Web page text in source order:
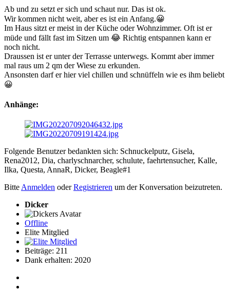
Ab und zu setzt er sich und schaut nur. Das ist ok.
Wir kommen nicht weit, aber es ist ein Anfang.😀
Im Haus sitzt er meist in der Küche oder Wohnzimmer. Oft ist er
müde und fällt fast im Sitzen um 😂 Richtig entspannen kann er
noch nicht.
Draussen ist er unter der Terrasse unterwegs. Kommt aber immer
mal raus um 2 qm der Wiese zu erkunden.
Ansonsten darf er hier viel chillen und schnüffeln wie es ihm beliebt
😀
Anhänge:
Folgende Benutzer bedankten sich: Schnuckelputz, Gisela,
Rena2012, Dia, charlyschnarcher, schulute, faehrtensucher, Kalle,
Ilka, Questa, AnnaR, Dicker, Beagle#1
Bitte Anmelden oderRegistrieren um der Konversation beizutreten.
Dicker
Offline
Elite Mitglied
Beiträge: 211
Dank erhalten: 2020